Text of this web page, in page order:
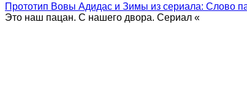
Прототип Вовы Адидас и Зимы из сериала: Слово
Это наш пацан. С нашего двора. Сериал «